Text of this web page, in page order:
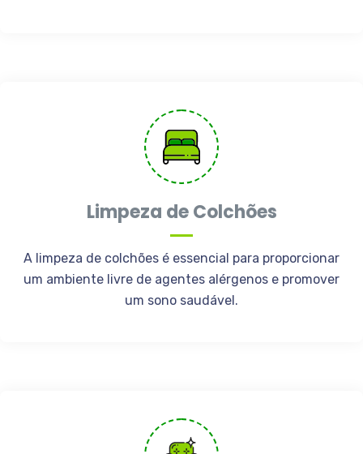
Limpeza de Colchões
A limpeza de colchões é essencial para proporcionar
um ambiente livre de agentes alérgenos e promover
um sono saudável.